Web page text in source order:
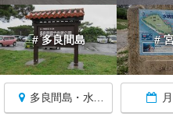
# 多良間島 #
多良間島・水納島
戻
る
沖
縄
べ